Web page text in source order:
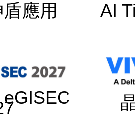
應用 AI